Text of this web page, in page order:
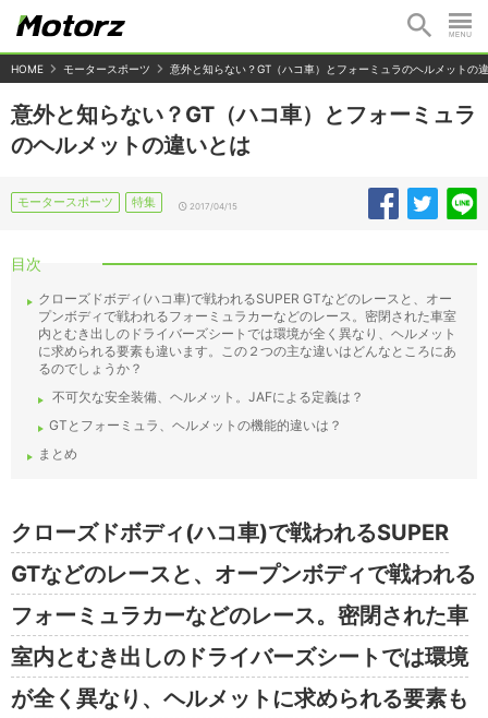
HOME モータースポーツ 意外と知らない？GT（ハコ車）とフォーミュラのヘルメットの
意外と知らない？GT（ハコ車）とフォーミュラ
のヘルメットの違いとは
モータースポーツ 特集 2017/04/15
目次
クローズドボディ(ハコ車)で戦われるSUPER GTなどのレースと、オー
プンボディで戦われるフォーミュラカーなどのレース。密閉された車室
内とむき出しのドライバーズシートでは環境が全く異なり、ヘルメット
に求められる要素も違います。この２つの主な違いはどんなところにあ
るのでしょうか？
不可欠な安全装備、ヘルメット。JAFによる定義は？
GTとフォーミュラ、ヘルメットの機能的違いは？
まとめ
クローズドボディ(ハコ車)で戦われるSUPER
GTなどのレースと、オープンボディで戦われる
フォーミュラカーなどのレース。密閉された車
室内とむき出しのドライバーズシートでは環境
が全く異なり、ヘルメットに求められる要素も